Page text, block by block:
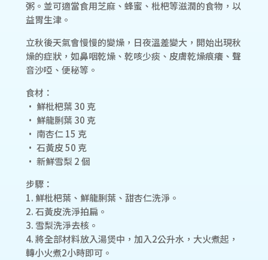
粥。並可適當食用芝麻、蜂蜜、枇杷等滋潤的食物，以
益胃生津。
立秋後天氣會慢慢的變燥，日夜溫差變大，開始出現秋
燥的症狀，如鼻咽乾燥、乾咳少痰、皮膚乾燥痕癢、聲
音沙啞、便秘等。
食材：
• 鮮枇杷葉 30 克
• 鮮龍脷葉 30 克
• 南杏仁 15 克
• 石黃皮 50 克
• 新鮮雪梨 2 個
步驟：
1. 鮮枇杷葉、鮮龍脷葉、甜杏仁洗淨。
2. 石黃皮洗淨拍扁。
3. 雪梨洗淨去核。
4. 將全部材料放入湯煲中，加入2公升水，大火煮起，
轉小火煮2小時即可。